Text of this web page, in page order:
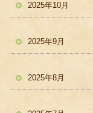
2025年10月
2025年9月
2025年8月